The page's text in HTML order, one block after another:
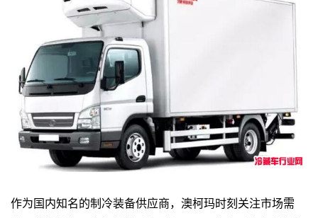
作为国内知名的制冷装备供应商，澳柯玛时刻关注市场需